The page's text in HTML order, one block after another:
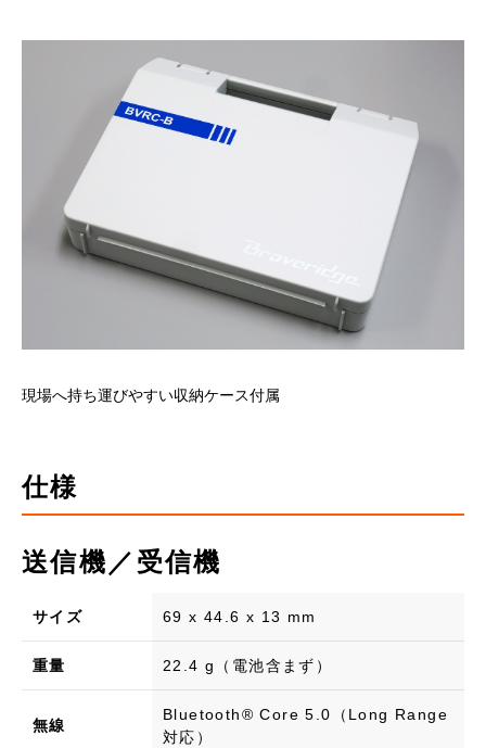
現場へ持ち運びやすい収納ケース付属
仕様
送信機／受信機
サイズ 69 x 44.6 x 13 mm
重量 22.4 g（電池含まず）
無線
Bluetooth® Core 5.0（Long Range
対応）